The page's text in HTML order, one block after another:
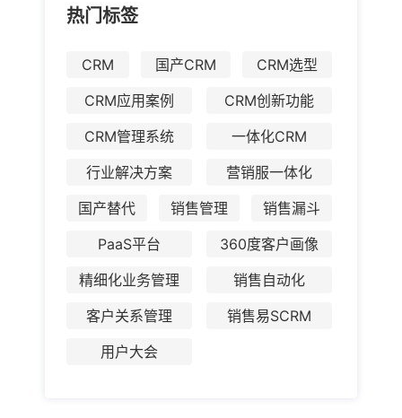
热门标签
CRM 国产CRM
CRM选型
CRM应用案例
CRM创新功能
CRM管理系统
一体化CRM
行业解决方案
营销服一体化
国产替代
销售管理
销售漏斗
PaaS平台
360度客户画像
精细化业务管理
销售自动化
客户关系管理
销售易SCRM
用户大会